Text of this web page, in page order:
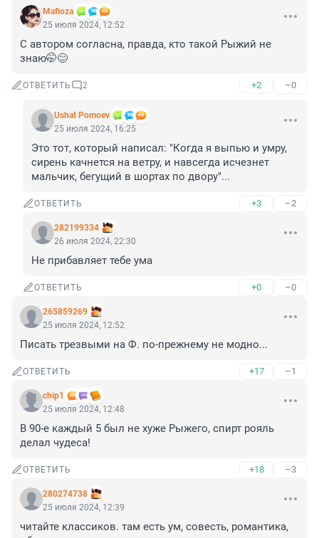
Mafioza
25 июля 2024, 12:52
С автором согласна, правда, кто такой Рыжий не
знаю🤭😊
ОТВЕТИТЬ 2 +2 –0
Ushat Pomoev
25 июля 2024, 16:25
Это тот, который написал: "Когда я выпью и умру,
сирень качнется на ветру, и навсегда исчезнет
мальчик, бегущий в шортах по двору"...
ОТВЕТИТЬ +3 –2
282199334
26 июля 2024, 22:30
Не прибавляет тебе ума
ОТВЕТИТЬ +0 –0
265859269
25 июля 2024, 12:52
Писать трезвыми на Ф. по-прежнему не модно...
ОТВЕТИТЬ +17 –1
chip1
25 июля 2024, 12:48
В 90-е каждый 5 был не хуже Рыжего, спирт рояль
делал чудеса!
ОТВЕТИТЬ +18 –3
280274738
25 июля 2024, 12:39
читайте классиков. там есть ум, совесть, романтика,